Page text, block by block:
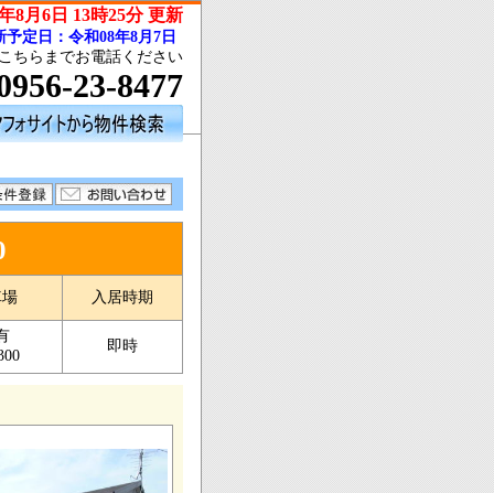
8月6日 13時25分 更新
予定日：令和08年8月7日
ちらまでお電話ください
23-8477
入居時期
即時